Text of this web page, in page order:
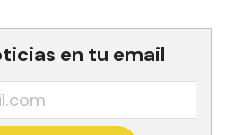
en tu email